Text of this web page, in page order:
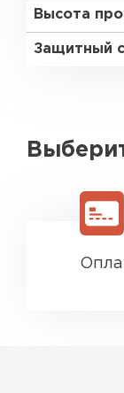
Высота
Защитный